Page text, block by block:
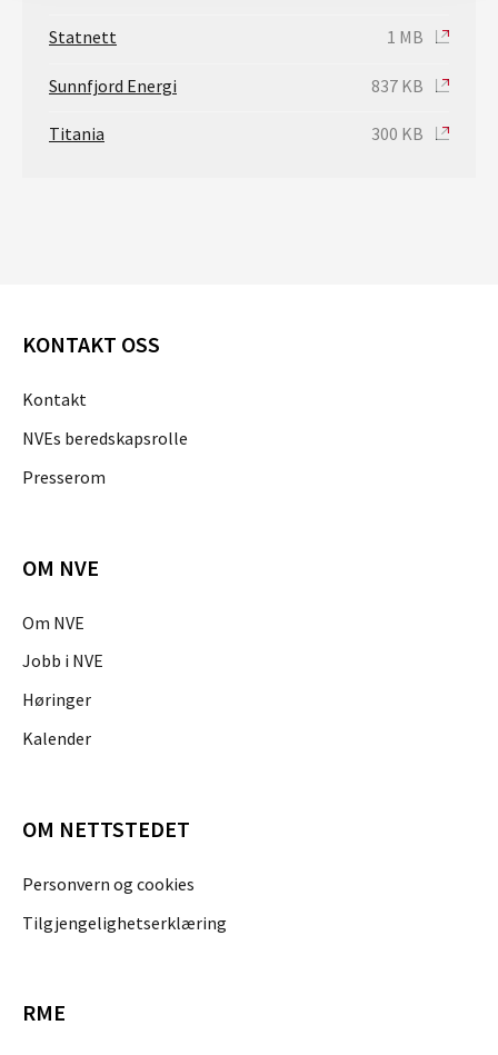
Statnett 1 MB
Sunnfjord Energi 837 KB
Titania 300 KB
KONTAKT OSS
Kontakt
NVEs beredskapsrolle
Presserom
OM NVE
Om NVE
Jobb i NVE
Høringer
Kalender
OM NETTSTEDET
Personvern og cookies
Tilgjengelighetserklæring
RME